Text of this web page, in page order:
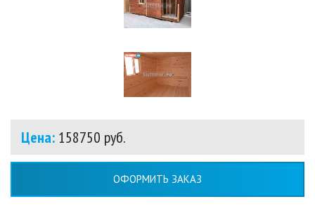
Цена: 158750 руб.
ОФОРМИТЬ ЗАКАЗ